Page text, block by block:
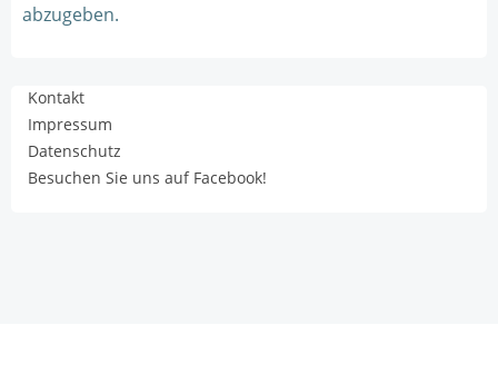
abzugeben.
Kontakt
Impressum
Datenschutz
Besuchen Sie uns auf Facebook!